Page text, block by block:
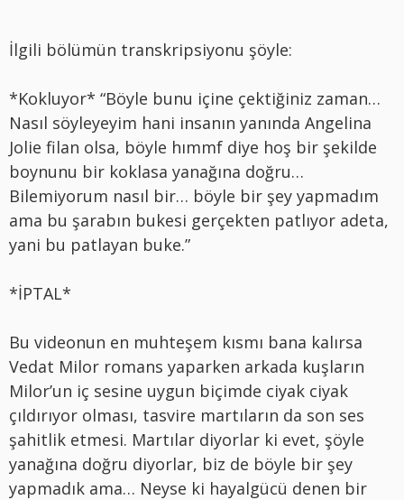
İlgili bölümün transkripsiyonu şöyle:
*Kokluyor* “Böyle bunu içine çektiğiniz zaman…
Nasıl söyleyeyim hani insanın yanında Angelina
Jolie filan olsa, böyle hımmf diye hoş bir şekilde
boynunu bir koklasa yanağına doğru…
Bilemiyorum nasıl bir… böyle bir şey yapmadım
ama bu şarabın bukesi gerçekten patlıyor adeta,
yani bu patlayan buke.”
*İPTAL*
Bu videonun en muhteşem kısmı bana kalırsa
Vedat Milor romans yaparken arkada kuşların
Milor’un iç sesine uygun biçimde ciyak ciyak
çıldırıyor olması, tasvire martıların da son ses
şahitlik etmesi. Martılar diyorlar ki evet, şöyle
yanağına doğru diyorlar, biz de böyle bir şey
yapmadık ama… Neyse ki hayalgücü denen bir